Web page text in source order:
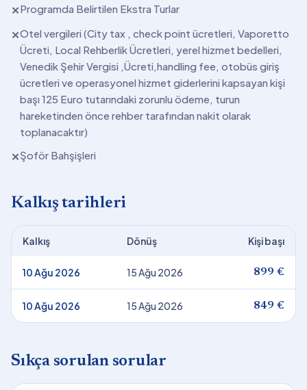
✕Programda Belirtilen Ekstra Turlar
✕Otel vergileri (City tax , check point ücretleri, Vaporetto
Ücreti, Local Rehberlik Ücretleri, yerel hizmet bedelleri,
Venedik Şehir Vergisi ,Ücreti,handling fee, otobüs giriş
ücretleri ve operasyonel hizmet giderlerini kapsayan kişi
başı 125 Euro tutarındaki zorunlu ödeme, turun
hareketinden önce rehber tarafından nakit olarak
toplanacaktır)
✕Şoför Bahşişleri
Kalkış tarihleri
Kalkış Dönüş Kişi başı
10 Ağu 2026 15 Ağu 2026 899 €
10 Ağu 2026 15 Ağu 2026 849 €
Sıkça sorulan sorular